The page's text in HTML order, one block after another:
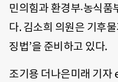
민의힘과 환경부‧농식품
다. 김소희 의원은 기후
징법’을 준비하고 있다.
조기용 더나은미래 기